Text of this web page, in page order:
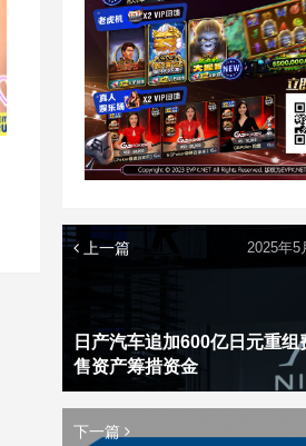
上一篇
日产汽车追加600亿日元重组
售资产筹措资金
2025年5
下一篇